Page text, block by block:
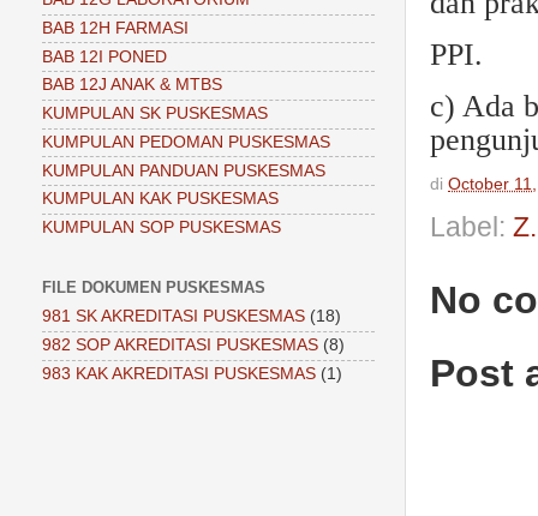
PPI.
c) Ada
di October
Label:
No
Post
BAB 12H FARMASI
BAB 12I PONED
BAB 12J ANAK & MTBS
KUMPULAN SK PUSKESMAS
KUMPULAN PEDOMAN PUSKESMAS
KUMPULAN PANDUAN PUSKESMAS
KUMPULAN KAK PUSKESMAS
KUMPULAN SOP PUSKESMAS
FILE DOKUMEN PUSKESMAS
981 SK AKREDITASI PUSKESMAS (18)
982 SOP AKREDITASI PUSKESMAS (8)
983 KAK AKREDITASI PUSKESMAS (1)